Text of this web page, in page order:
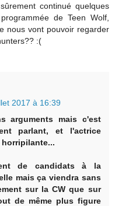
continué quelques
de Teen Wolf,
nous vont pouvoir regarder
:(
2017 à 16:39
arguments mais c'est
parlant, et l'actrice
de candidats à la
mais ça viendra sans
sur la CW que sur
de même plus figure